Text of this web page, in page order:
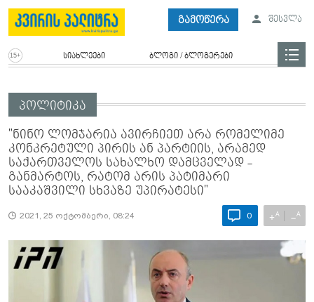
გამოწერა შესვლა
სიახლეები ბლოგი / ბლოგერები
პოლიტიკა
"ნინო ლომჯარია ავირჩიეთ არა რომელიმე
კონკრეტული პირის ან პარტიის, არამედ
საქართველოს სახალხო დამცველად -
განმარტოს, რატომ არის პატიმარი
სააკაშვილი სხვაზე უპირატესი"
2021, 25 ოქტომბერი, 08:24 0 +A −A